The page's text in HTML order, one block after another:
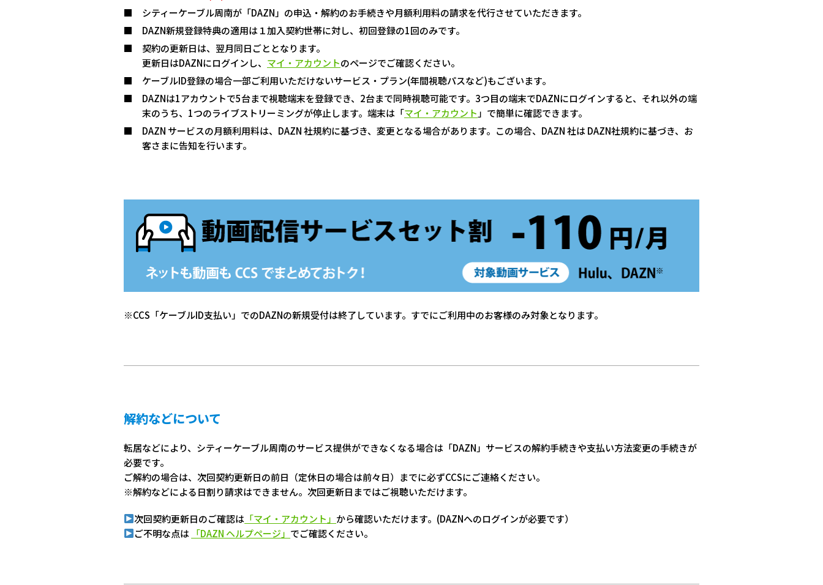
シティーケーブル周南が「DAZN」の申込・解約のお手続きや月額利用料の請求を代行させていただきます。
DAZN新規登録特典の適用は１加入契約世帯に対し、初回登録の1回のみです。
契約の更新日は、翌月同日ごととなります。
更新日はDAZNにログインし、 マイ・アカウントのページでご確認ください。
ケーブルID登録の場合一部ご利用いただけないサービス・プラン(年間視聴パスなど)もございます。
DAZNは1アカウントで5台まで視聴端末を登録でき、2台まで同時視聴可能です。3つ目の端末でDAZNにログインすると、それ以外の端
末のうち、1つのライブストリーミングが停止します。端末は「マイ・アカウント 」で簡単に確認できます。
DAZN サービスの月額利用料は、DAZN 社規約に基づき、変更となる場合があります。この場合、DAZN 社は DAZN社規約に基づき、お
客さまに告知を行います。
※CCS「ケーブルID支払い」でのDAZNの新規受付は終了しています。すでにご利用中のお客様のみ対象となります。
解約などについて
転居などにより、シティーケーブル周南のサービス提供ができなくなる場合は「DAZN」サービスの解約手続きや支払い方法変更の手続きが
必要です。
ご解約の場合は、次回契約更新日の前日（定休日の場合は前々日）までに必ずCCSにご連絡ください。
※解約などによる日割り請求はできません。次回更新日まではご視聴いただけます。
次回契約更新日のご確認は 「マイ・アカウント」 から確認いただけます。(DAZNへのログインが必要です）
ご不明な点は 「DAZN ヘルプページ」 でご確認ください。